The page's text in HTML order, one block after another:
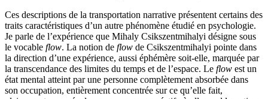
Ces descriptions de la transportation narrative présentent certains des
traits caractéristiques d’un autre phénomène étudié en psychologie.
Je parle de l’expérience que Mihaly Csikszentmihalyi désigne sous
le vocable flow. La notion de flow de Csikszentmihalyi pointe dans
la direction d’une expérience, aussi éphémère soit-elle, marquée par
la transcendance des limites du temps et de l’espace. Le flow est un
état mental atteint par une personne complètement absorbée dans
son occupation, entièrement concentrée sur ce qu’elle fait,